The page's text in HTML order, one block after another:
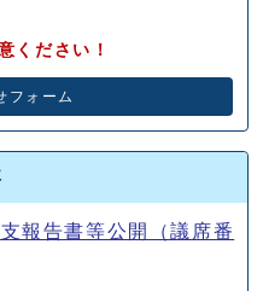
ください！
フォーム
報告書等公開（議席番